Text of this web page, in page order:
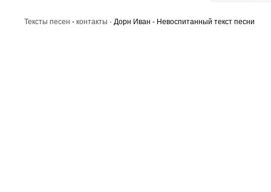
Тексты песен - контакты · Дорн Иван - Невоспитанный текст песни